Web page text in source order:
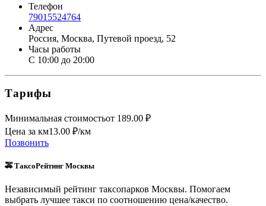
Телефон
79015524764
Адрес
Россия, Москва, Путевой проезд, 52
Часы работы
С 10:00 до 20:00
Тарифы
Минимальная стоимостьот 189.00 ₽
Цена за км13.00 ₽/км
Позвонить
🚕 ТаксоРейтинг Москвы
Независимый рейтинг таксопарков Москвы. Помогаем
выбрать лучшее такси по соотношению цена/качество.